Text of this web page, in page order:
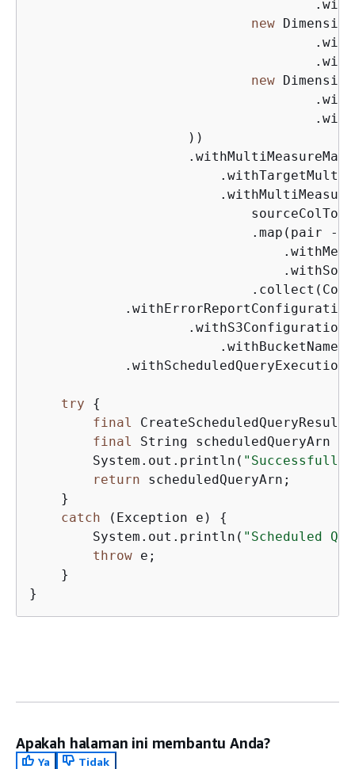
new
new
                    ))
                            .map(pair ->
                    .withS3Configuration(
try
{
final
final
String scheduledQueryArn
        System.out.println(
"Successfully
return scheduledQueryArn;
    }
catch (Exception e) {
        System.out.println(
"Scheduled
throw e;
    }
}
Apakah halaman ini membantu Anda?
Ya
Tidak